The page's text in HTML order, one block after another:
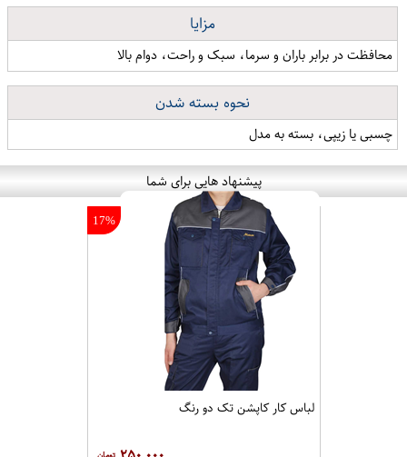
مزایا
محافظت در برابر باران و سرما، سبک و راحت، دوام بالا
نحوه بسته شدن
چسبی یا زیپی، بسته به مدل
پیشنهاد هایی برای شما
17%
لباس کار کاپشن تک دو رنگ